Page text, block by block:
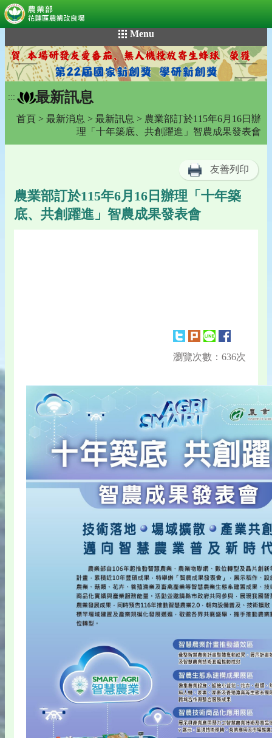
到
主
要
內
容
Menu
::: 最新訊息
首頁 > 最新消息 > 最新訊息 > 農業部訂於115年6月16日辦
理「十年築底、共創躍進」智農成果發表會
友善列印
農業部訂於115年6月16日辦理「十年築
底、共創躍進」智農成果發表會
瀏覽次數：636次